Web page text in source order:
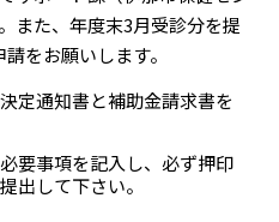
また、年度末3月受診分を提
をお願いします。
定通知書と補助金請求書を
要事項を記入し、必ず押印
出して下さい。